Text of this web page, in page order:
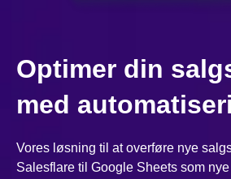
Optimer din
med
Vores løsning til at overføre nye
Salesflare til Google Sheets som